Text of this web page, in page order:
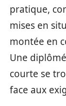
pratique,
mises en
montée en
Une
courte se
face aux